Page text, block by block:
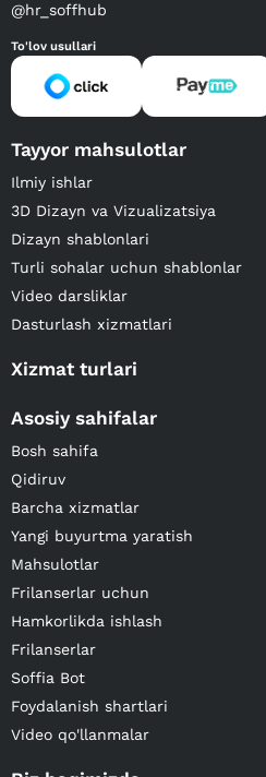
@hr_soffhub
To'lov usullari
Tayyor mahsulotlar
Ilmiy ishlar
3D Dizayn va Vizualizatsiya
Dizayn shablonlari
Turli sohalar uchun shablonlar
Video darsliklar
Dasturlash xizmatlari
Xizmat turlari
Asosiy sahifalar
Bosh sahifa
Qidiruv
Barcha xizmatlar
Yangi buyurtma yaratish
Mahsulotlar
Frilanserlar uchun
Hamkorlikda ishlash
Frilanserlar
Soffia Bot
Foydalanish shartlari
Video qo'llanmalar